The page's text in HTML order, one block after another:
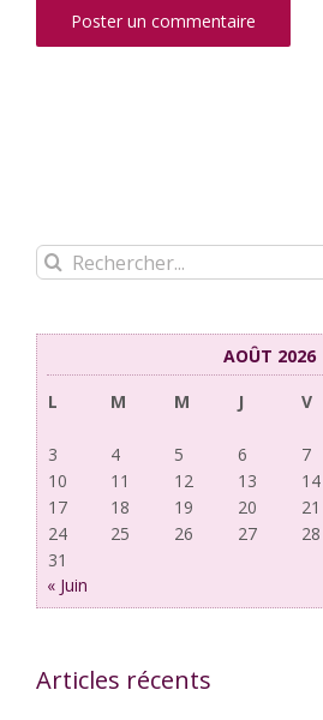
Rechercher:
AOÛT 2026
L
M M J V
3
4 5 6 7
10
11 12 13 14
17
18 19 20 21
24
25 26 27 28
31
« Juin
Articles récents